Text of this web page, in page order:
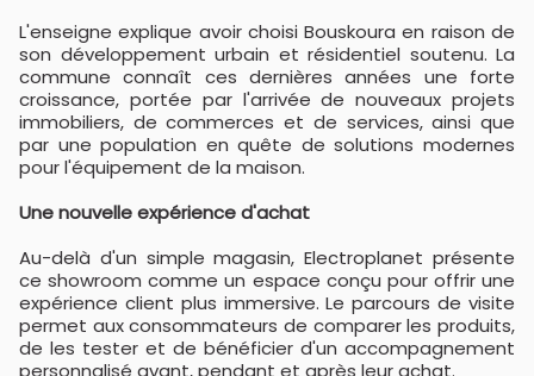
L'enseigne explique avoir choisi Bouskoura en raison de
son développement urbain et résidentiel soutenu. La
commune connaît ces dernières années une forte
croissance, portée par l'arrivée de nouveaux projets
immobiliers, de commerces et de services, ainsi que
par une population en quête de solutions modernes
pour l'équipement de la maison.
Une nouvelle expérience d'achat
Au-delà d'un simple magasin, Electroplanet présente
ce showroom comme un espace conçu pour offrir une
expérience client plus immersive. Le parcours de visite
permet aux consommateurs de comparer les produits,
de les tester et de bénéficier d'un accompagnement
personnalisé avant, pendant et après leur achat.